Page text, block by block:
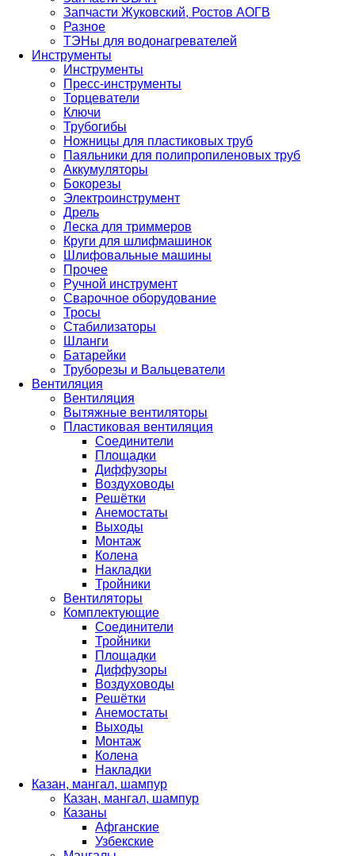
Запчасти Жуковский, Ростов АОГВ
Разное
ТЭНы для водонагревателей
Инструменты
Инструменты
Пресс-инструменты
Торцеватели
Ключи
Трубогибы
Ножницы для пластиковых труб
Паяльники для полипропиленовых труб
Аккумуляторы
Бокорезы
Электроинструмент
Дрель
Леска для триммеров
Круги для шлифмашинок
Шлифовальные машины
Прочее
Ручной инструмент
Сварочное оборудование
Тросы
Стабилизаторы
Шланги
Батарейки
Труборезы и Вальцеватели
Вентиляция
Вентиляция
Вытяжные вентиляторы
Пластиковая вентиляция
Соединители
Площадки
Диффузоры
Воздуховоды
Решётки
Анемостаты
Выходы
Монтаж
Колена
Накладки
Тройники
Вентиляторы
Комплектующие
Соединители
Тройники
Площадки
Диффузоры
Воздуховоды
Решётки
Анемостаты
Выходы
Монтаж
Колена
Накладки
Казан, мангал, шампур
Казан, мангал, шампур
Казаны
Афганские
Узбекские